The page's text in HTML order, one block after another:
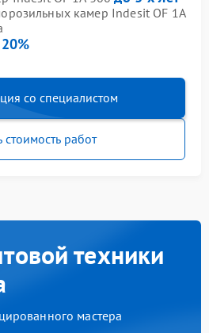
камер Indesit OF 1A
20%
со специалистом
стоимость работ
техники
мастера